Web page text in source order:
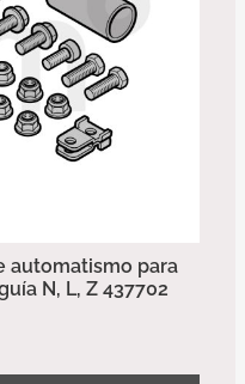
automatismo para
N, L, Z 437702